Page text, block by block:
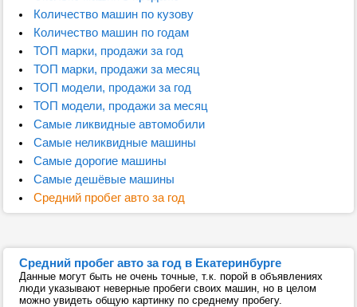
Количество машин по кузову
Количество машин по годам
ТОП марки, продажи за год
ТОП марки, продажи за месяц
ТОП модели, продажи за год
ТОП модели, продажи за месяц
Самые ликвидные автомобили
Самые неликвидные машины
Самые дорогие машины
Самые дешёвые машины
Средний пробег авто за год
Средний пробег авто за год в Екатеринбурге
Данные могут быть не очень точные, т.к. порой в объявлениях
люди указывают неверные пробеги своих машин, но в целом
можно увидеть общую картинку по среднему пробегу.